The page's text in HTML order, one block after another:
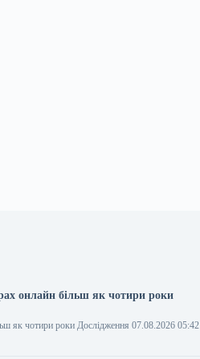
онлайн більш як чотири роки
як чотири роки Дослідження 07.08.2026 05:42